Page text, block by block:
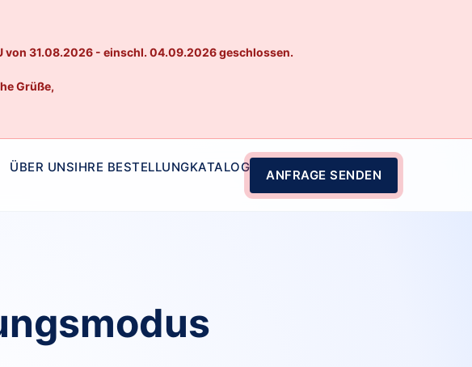
von 31.08.2026 - einschl. 04.09.2026 geschlossen.
Grüße,
ÜBER UNSIHRE BESTELLUNGKATALOG
ANFRAGE SENDEN